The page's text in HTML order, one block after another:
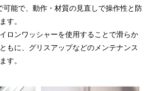
可能で、動作・材質の見直しで操作性と防
す。
ロンワッシャーを使用することで滑らか
もに、グリスアップなどのメンテナンス
す。